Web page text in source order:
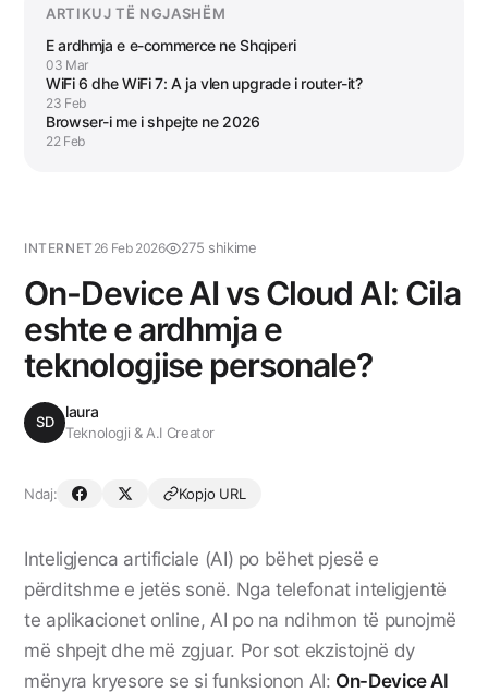
INTERNET 26 Feb 2026 275 shikime
On-Device AI vs Cloud AI: Cila
eshte e ardhmja e
teknologjise personale?
SD
laura
Teknologji & A.I Creator
Ndaj: Kopjo URL
Inteligjenca artificiale (AI) po bëhet pjesë e
përditshme e jetës sonë. Nga telefonat inteligjentë
te aplikacionet online, AI po na ndihmon të punojmë
më shpejt dhe më zgjuar. Por sot ekzistojnë dy
mënyra kryesore se si funksionon AI: On-Device AI
ARTIKUJ TË NGJASHËM
E ardhmja e e-commerce ne Shqiperi
03 Mar
WiFi 6 dhe WiFi 7: A ja vlen upgrade i router-it?
23 Feb
Browser-i me i shpejte ne 2026
22 Feb